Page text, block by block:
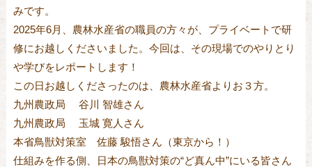
みです。
2025年6月、農林水産省の職員の方々が、プライベートで研
修にお越しくださいました。今回は、その現場でのやりとり
や学びをレポートします！
この日お越しくださったのは、農林水産省よりお３方。
九州農政局 谷川 智雄さん
九州農政局 玉城 寛人さん
本省鳥獣対策室 佐藤 駿悟さん（東京から！）
仕組みを作る側、日本の鳥獣対策の“ど真ん中”にいる皆さん